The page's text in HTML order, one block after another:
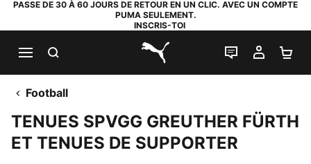
PASSE DE 30 À 60 JOURS DE RETOUR EN UN CLIC. AVEC UN COMPTE
PUMA SEULEMENT.
INSCRIS-TOI
PUMA.com
LIVE CHAT
MON
Football
TENUES SPVGG GREUTHER FÜRTH
ET TENUES DE SUPPORTER